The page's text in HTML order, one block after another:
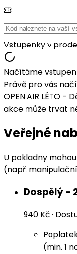
Vstupenky v
Načítáme
Právě pro vás
OPEN AIR LÉTO -
akce může trvat
Veřejné
U pokladny
(např.
Dospělý -
940 Kč ·
(min. 1